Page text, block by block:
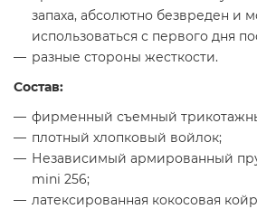
запаха, абсолютно безвреден и
использоваться с первого дня
разные стороны жесткости.
Состав:
фирменный съемный
плотный хлопковый войлок;
Независимый армированный
mini 256;
латексированная кокосовая